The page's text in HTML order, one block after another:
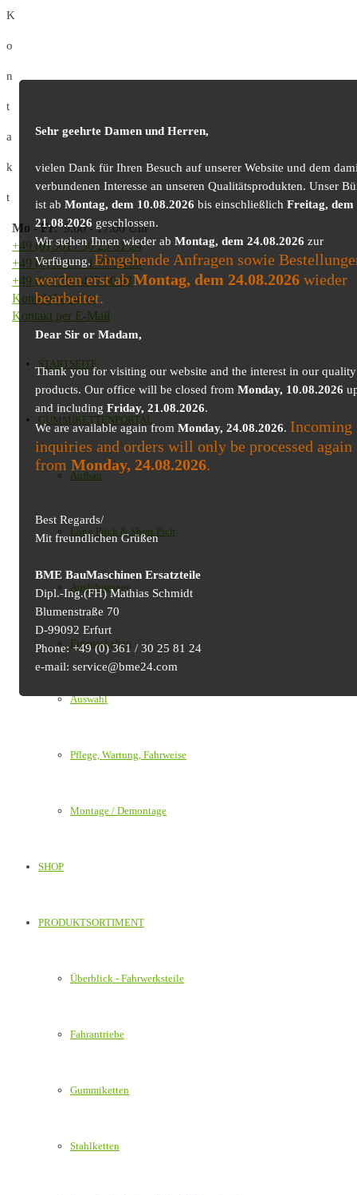
K
o
n
t
a
k
t
Mo -Fr: 9.00 - 17.00 Uhr
+49 (0) 361 / 30 25 81 24
+49 (0) 361 / 41 77 03 30
+49 (0) 179 / 425 50 98
Kontaktformular
Kontakt per E-Mail
STARTSEITE
GUMMIKETTENPORTAL
Aufbau
Long Pitch & Short Pich
Ausführungen
Eigenschaften
Auswahl
Pflege, Wartung, Fahrweise
Montage / Demontage
SHOP
PRODUKTSORTIMENT
Überblick - Fahrwerksteile
Fahrantriebe
Gummiketten
Stahlketten
Sehr geehrte Damen und Herren,
vielen Dank für Ihren Besuch auf unserer Website und dem
verbundenen Interesse an unseren Qualitätsprodukten. Unser
ist ab Montag, dem 10.08.2026 bis einschließlich Freitag, dem
21.08.2026 geschlossen.
Wir stehen Ihnen wieder ab Montag, dem 24.08.2026 zur
Verfügung.Eingehende Anfragen sowie
werden erst abMontag, dem 24.08.2026wieder
bearbeitet.
Dear Sir or Madam,
Thank you for visiting our website and the interest in our quality
products. Our office will be closed from Monday, 10.08.2026
and including Friday, 21.08.2026.
We are available again from Monday, 24.08.2026. Incoming
inquiries and orders will only be processed again
from Monday, 24.08.2026.
Best Regards/
Mit freundlichen Grüßen
BME BauMaschinen Ersatzteile
Dipl.-Ing.(FH) Mathias Schmidt
Blumenstraße 70
D-99092 Erfurt
Phone: +49 (0) 361 / 30 25 81 24
e-mail: service@bme24.com